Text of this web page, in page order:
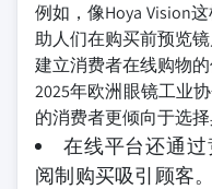
例如，像Hoya Vision
助人们在购买前预览
建立消费者在线购物
2025年欧洲眼镜工业
的消费者更倾向于选
在线平台还通
阅制购买吸引顾客